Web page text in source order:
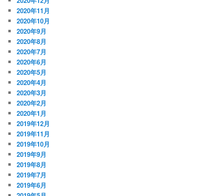
2020年11月
2020年10月
2020年9月
2020年8月
2020年7月
2020年6月
2020年5月
2020年4月
2020年3月
2020年2月
2020年1月
2019年12月
2019年11月
2019年10月
2019年9月
2019年8月
2019年7月
2019年6月